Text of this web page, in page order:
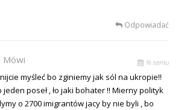
Odpowiadać
Mówi % temu
myśleć bo zginiemy jak sól na ukropie!!
jeden poseł , ło jaki bohater !! Mierny polityk
o 2700 imigrantów jacy by nie byli , bo